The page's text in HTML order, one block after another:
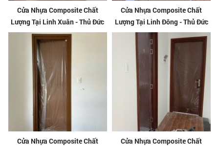
Cửa Nhựa Composite Chất
Lượng Tại Linh Xuân - Thủ Đức
Cửa Nhựa Composite Chất
Lượng Tại Linh Đông - Thủ Đức
Cửa Nhựa Composite Chất
Cửa Nhựa Composite Chất